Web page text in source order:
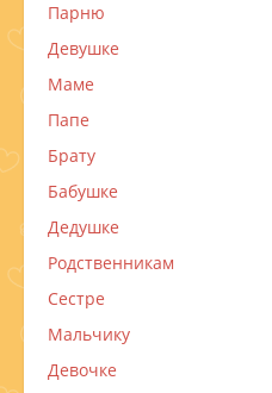
Парню
Девушке
Маме
Папе
Брату
Бабушке
Дедушке
Родственникам
Сестре
Мальчику
Девочке